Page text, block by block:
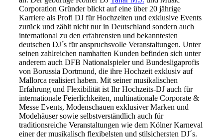
Corporation Gründer blickt auf eine über 20 jährige
Karriere als Profi DJ für Hochzeiten und exklusive Events
zurück und zählt nicht nur in Deutschland sondern auch
international zu den erfahrensten und bekanntesten
deutschen DJ´s für anspruchsvolle Veranstaltungen. Unter
seinen zahlreichen namhaften Kunden befinden sich unter
anderem auch DFB Nationalspieler und Bundesligaprofis
von Borussia Dortmund, die ihre Hochzeit exklusiv auf
Mallorca realisiert haben. Mit seiner musikalischen
Erfahrung und Flexibilität ist Ihr Hochzeits-DJ auch für
internationale Feierlichkeiten, multinationale Corporate &
Messe Events, Modenschauen exklusiver Marken und
Modehäuser sowie selbstverständlich auch für
traditionsreiche Veranstaltungen wie dem Kölner Karneval
einer der musikalisch flexibelsten und stilsichersten DJ´s.